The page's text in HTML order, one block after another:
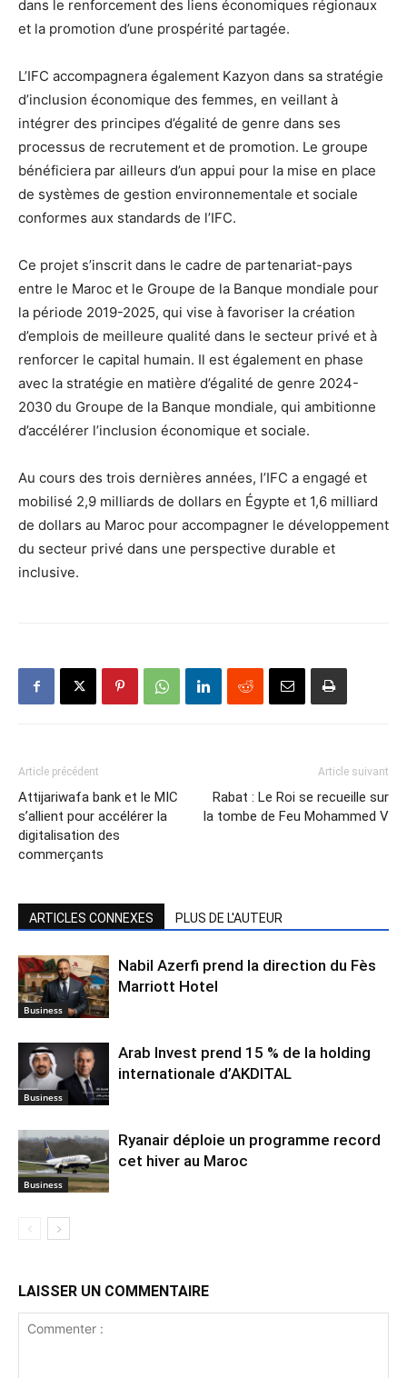
dans le renforcement des liens économiques régionaux
et la promotion d’une prospérité partagée.
L’IFC accompagnera également Kazyon dans sa stratégie
d’inclusion économique des femmes, en veillant à
intégrer des principes d’égalité de genre dans ses
processus de recrutement et de promotion. Le groupe
bénéficiera par ailleurs d’un appui pour la mise en place
de systèmes de gestion environnementale et sociale
conformes aux standards de l’IFC.
Ce projet s’inscrit dans le cadre de partenariat-pays
entre le Maroc et le Groupe de la Banque mondiale pour
la période 2019-2025, qui vise à favoriser la création
d’emplois de meilleure qualité dans le secteur privé et à
renforcer le capital humain. Il est également en phase
avec la stratégie en matière d’égalité de genre 2024-
2030 du Groupe de la Banque mondiale, qui ambitionne
d’accélérer l’inclusion économique et sociale.
Au cours des trois dernières années, l’IFC a engagé et
mobilisé 2,9 milliards de dollars en Égypte et 1,6 milliard
de dollars au Maroc pour accompagner le développement
du secteur privé dans une perspective durable et
inclusive.
Article précédent
Attijariwafa bank et le MIC
s’allient pour accélérer la
digitalisation des
commerçants
Article suivant
Rabat : Le Roi se recueille sur
la tombe de Feu Mohammed V
ARTICLES CONNEXES PLUS DE L'AUTEUR
Business
Nabil Azerfi prend la direction du Fès
Marriott Hotel
Business
Arab Invest prend 15 % de la holding
internationale d’AKDITAL
Business
Ryanair déploie un programme record
cet hiver au Maroc
LAISSER UN COMMENTAIRE